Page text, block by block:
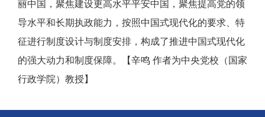
丽中国，聚焦建设更高水平平安中国，聚焦提高党的领
导水平和长期执政能力，按照中国式现代化的要求、特
征进行制度设计与制度安排，构成了推进中国式现代化
的强大动力和制度保障。【辛鸣 作者为中央党校（国家
行政学院）教授】